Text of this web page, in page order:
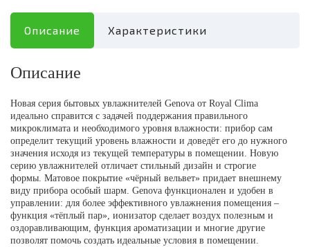
Описание Характеристики
Описание
Новая серия бытовых увлажнителей Genova от Royal Clima
идеально справится с задачей поддержания правильного
микроклимата и необходимого уровня влажности: прибор сам
определит текущий уровень влажности и доведёт его до нужного
значения исходя из текущей температуры в помещении. Новую
серию увлажнителей отличает стильный дизайн и строгие
формы. Матовое покрытие «чёрный вельвет» придает внешнему
виду прибора особый шарм. Genova функционален и удобен в
управлении: для более эффективного увлажнения помещения –
функция «тёплый пар», ионизатор сделает воздух полезным и
оздоравливающим, функция ароматизации и многие другие
позволят помочь создать идеальные условия в помещении.